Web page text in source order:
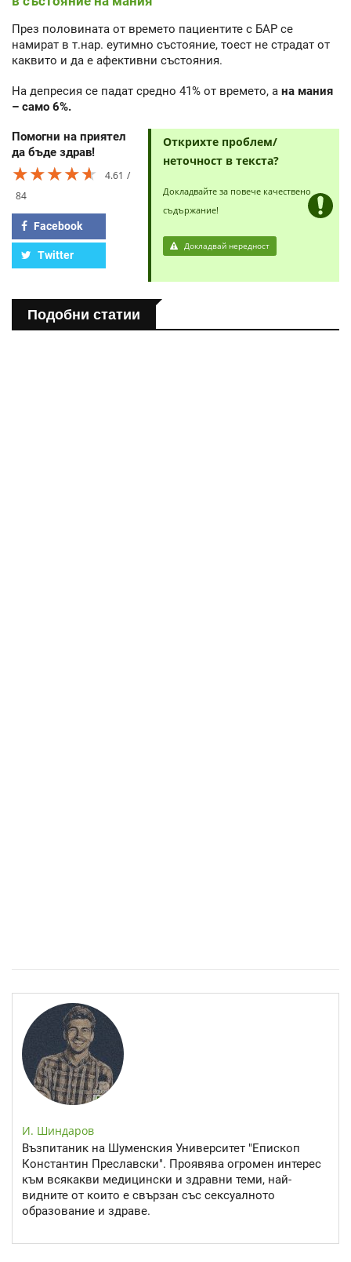
През половината от времето пациентите с БАР се
намират в т.нар. еутимно състояние, тоест не страдат от
каквито и да е афективни състояния.
На депресия се падат средно 41% от времето, а на мания
– само 6%.
Помогни на приятел
да бъде здрав!
★★★★★
★★★★★
★★★★★
4.61
84
Facebook
Twitter
Открихте проблем/
неточност в текста?
Докладвайте за повече качествено
съдържание!
Докладвай нередност
Подобни статии
И. Шиндаров
Възпитаник на Шуменския Университет "Епископ
Константин Преславски". Проявява огромен интерес
към всякакви медицински и здравни теми, най-
видните от които е свързан със сексуалното
образование и здраве.